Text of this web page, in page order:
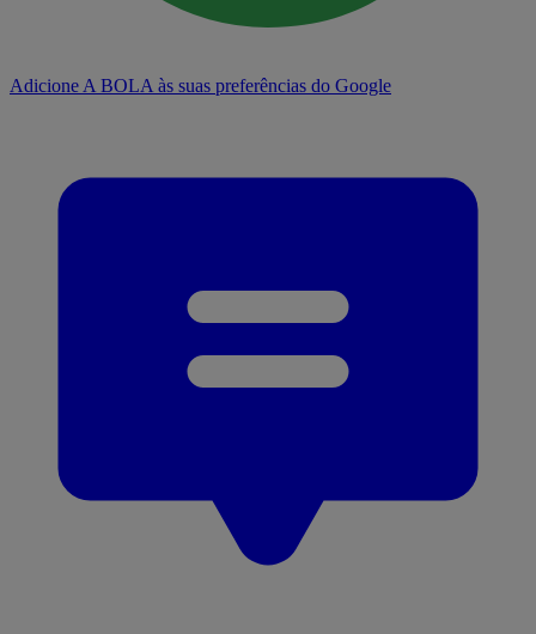
Adicione A BOLA às suas preferências do Google